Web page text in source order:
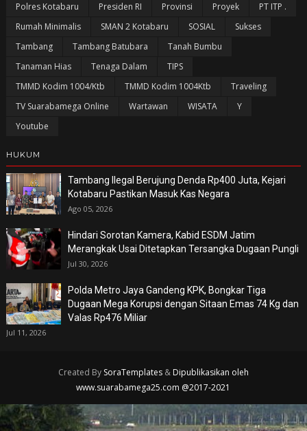
Polres Kotabaru
Presiden RI Provinsi Proyek
PT ITP .
Rumah Minimalis
SMAN 2 Kotabaru SOSIAL
Sukses
Tambang
Tambang Batubara
Tanah Bumbu
Tanaman Hias
Tenaga Dalam
TIPS
TMMD Kodim 1004/Ktb
TMMD Kodim 1004Ktb
Traveling
TV Suarabamega Online
Wartawan WISATA
Y
Youtube
HUKUM
Tambang Ilegal Berujung Denda Rp400 Juta, Kejari
Kotabaru Pastikan Masuk Kas Negara
Ago 05, 2026
Hindari Sorotan Kamera, Kabid ESDM Jatim
Merangkak Usai Ditetapkan Tersangka Dugaan Pungli
Jul 30, 2026
Polda Metro Jaya Gandeng KPK, Bongkar Tiga
Dugaan Mega Korupsi dengan Sitaan Emas 74 Kg dan
Valas Rp476 Miliar
Jul 11, 2026
Created By SoraTemplates& Dipublikasikan oleh
www.suarabamega25.com @2017-2021